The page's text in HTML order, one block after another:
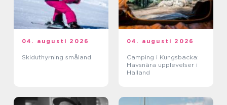
04. augusti 2026
Skiduthyrning småland
04. augusti 2026
Camping i Kungsbacka:
Havsnära upplevelser i
Halland